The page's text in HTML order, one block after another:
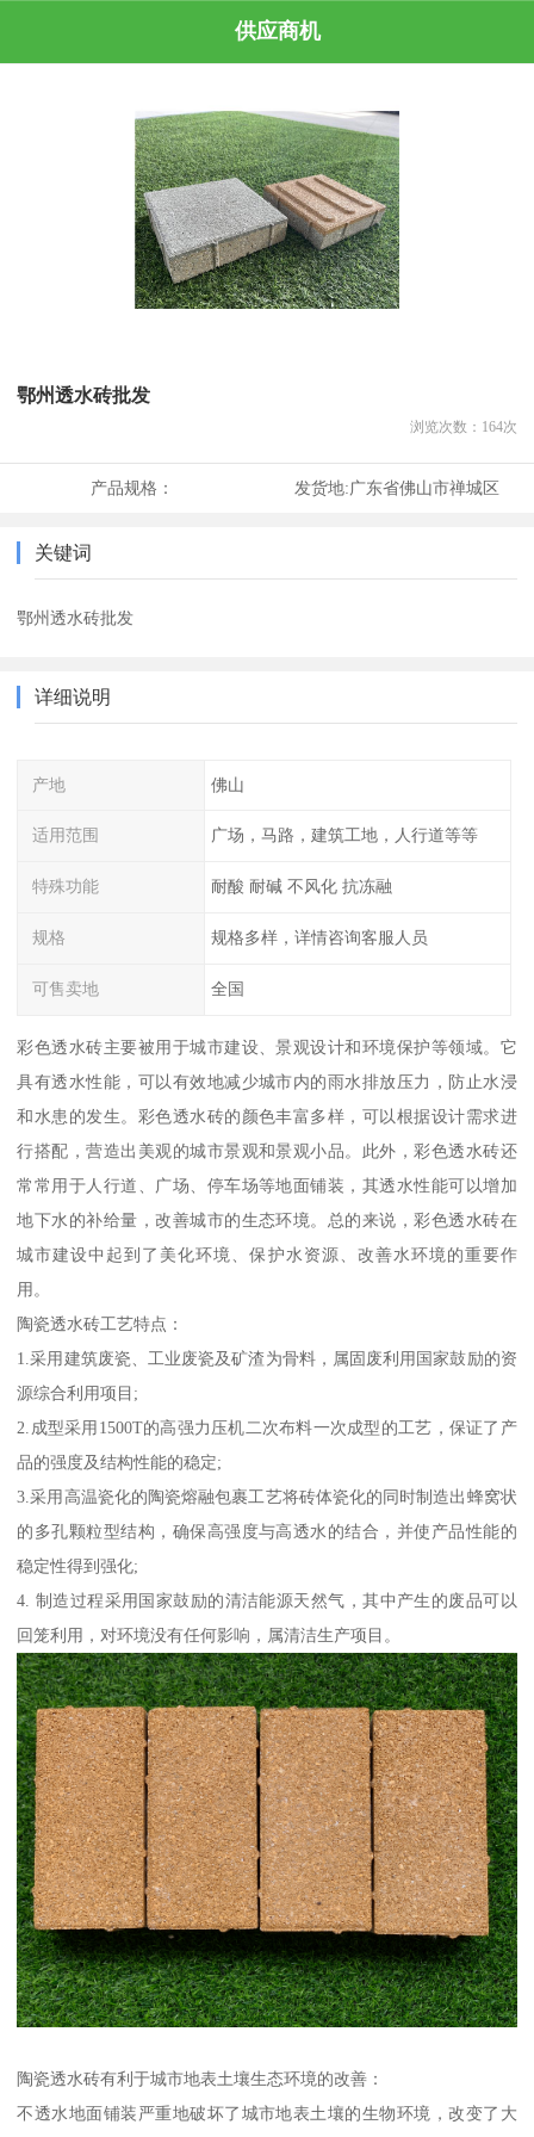
供应商机
鄂州透水砖批发
浏览次数： 164次
产品规格： 发货地:广东省佛山市禅城区
关键词
鄂州透水砖批发
详细说明
产地 佛山
适用范围 广场，马路，建筑工地，人行道等等
特殊功能 耐酸 耐碱 不风化 抗冻融
规格 规格多样，详情咨询客服人员
可售卖地 全国
彩色透水砖主要被用于城市建设、景观设计和环境保护等领域。它
具有透水性能，可以有效地减少城市内的雨水排放压力，防止水浸
和水患的发生。彩色透水砖的颜色丰富多样，可以根据设计需求进
行搭配，营造出美观的城市景观和景观小品。此外，彩色透水砖还
常常用于人行道、广场、停车场等地面铺装，其透水性能可以增加
地下水的补给量，改善城市的生态环境。总的来说，彩色透水砖在
城市建设中起到了美化环境、保护水资源、改善水环境的重要作
用。
陶瓷透水砖工艺特点：
1.采用建筑废瓷、工业废瓷及矿渣为骨料，属固废利用国家鼓励的资
源综合利用项目;
2.成型采用1500T的高强力压机二次布料一次成型的工艺，保证了产
品的强度及结构性能的稳定;
3.采用高温瓷化的陶瓷熔融包裹工艺将砖体瓷化的同时制造出蜂窝状
的多孔颗粒型结构，确保高强度与高透水的结合，并使产品性能的
稳定性得到强化;
4. 制造过程采用国家鼓励的清洁能源天然气，其中产生的废品可以
回笼利用，对环境没有任何影响，属清洁生产项目。
陶瓷透水砖有利于城市地表土壤生态环境的改善：
不透水地面铺装严重地破坏了城市地表土壤的生物环境，改变了大